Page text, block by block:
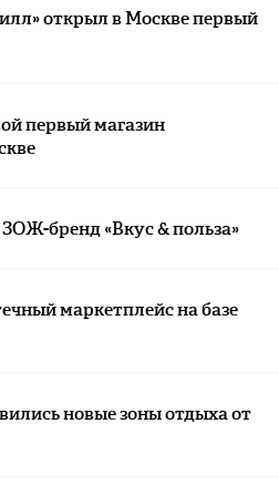
открыл в Москве первый
первый магазин
бренд «Вкус & польза»
маркетплейс на базе
новые зоны отдыха от